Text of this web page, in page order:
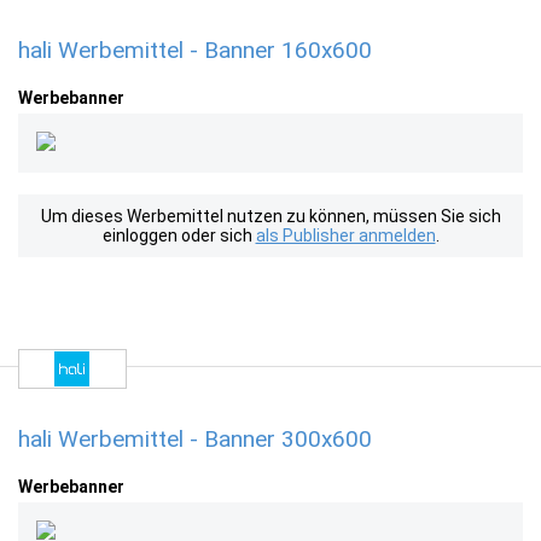
hali Werbemittel - Banner 160x600
Werbebanner
Um dieses Werbemittel nutzen zu können, müssen Sie sich
einloggen oder sich als Publisher anmelden
hali Werbemittel - Banner 300x600
Werbebanner